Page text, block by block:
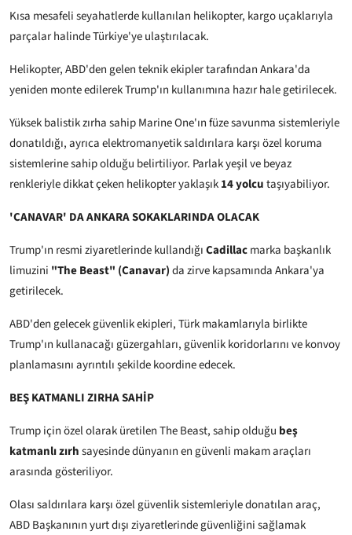
Kısa mesafeli seyahatlerde kullanılan helikopter, kargo uçaklarıyla
parçalar halinde Türkiye'ye ulaştırılacak.
Helikopter, ABD'den gelen teknik ekipler tarafından Ankara'da
yeniden monte edilerek Trump'ın kullanımına hazır hale getirilecek.
Yüksek balistik zırha sahip Marine One'ın füze savunma sistemleriyle
donatıldığı, ayrıca elektromanyetik saldırılara karşı özel koruma
sistemlerine sahip olduğu belirtiliyor. Parlak yeşil ve beyaz
renkleriyle dikkat çeken helikopter yaklaşık14 yolcutaşıyabiliyor.
'CANAVAR' DA ANKARA SOKAKLARINDA OLACAK
Trump'ın resmi ziyaretlerinde kullandığıCadillacmarka başkanlık
limuzini "The Beast" (Canavar)da zirve kapsamında Ankara'ya
getirilecek.
ABD'den gelecek güvenlik ekipleri, Türk makamlarıyla birlikte
Trump'ın kullanacağı güzergahları, güvenlik koridorlarını ve konvoy
planlamasını ayrıntılı şekilde koordine edecek.
BEŞ KATMANLI ZIRHA SAHİP
Trump için özel olarak üretilen The Beast, sahip olduğu beş
katmanlı zırhsayesinde dünyanın en güvenli makam araçları
arasında gösteriliyor.
Olası saldırılara karşı özel güvenlik sistemleriyle donatılan araç,
ABD Başkanının yurt dışı ziyaretlerinde güvenliğini sağlamak